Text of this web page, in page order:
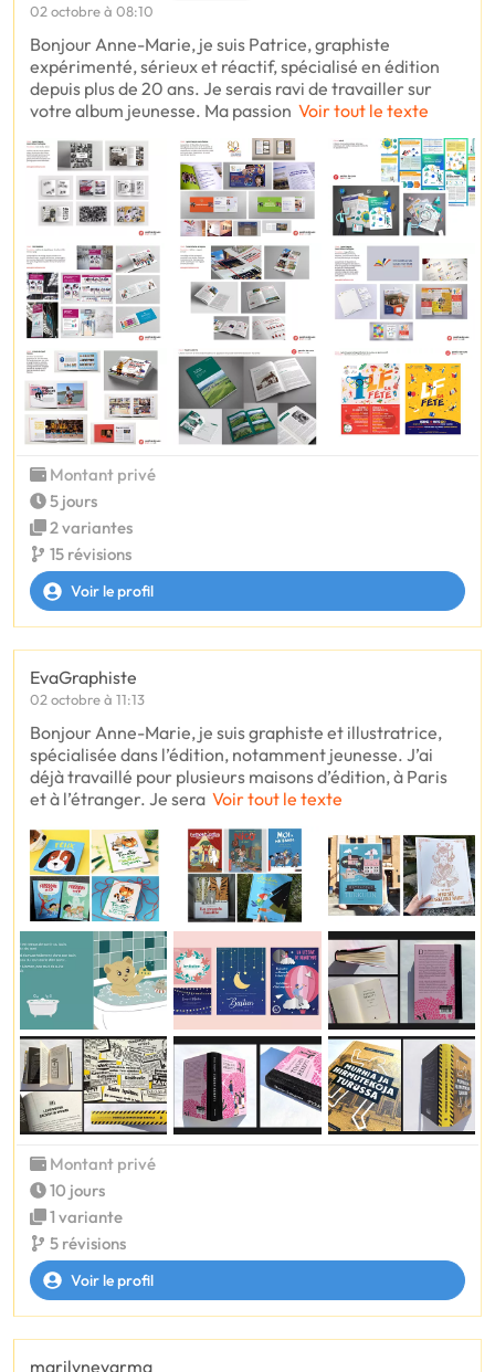
02 octobre à 08:10
Bonjour Anne-Marie, je suis Patrice, graphiste
expérimenté, sérieux et réactif, spécialisé en édition
depuis plus de 20 ans. Je serais ravi de travailler sur
votre album jeunesse. Ma passion Voir tout le texte
Montant privé
5 jours
2 variantes
15 révisions
Voir le profil
EvaGraphiste
02 octobre à 11:13
Bonjour Anne-Marie, je suis graphiste et illustratrice,
spécialisée dans l’édition, notamment jeunesse. J’ai
déjà travaillé pour plusieurs maisons d’édition, à Paris
et à l’étranger. Je sera Voir tout le texte
Montant privé
10 jours
1 variante
5 révisions
Voir le profil
marilynevarma